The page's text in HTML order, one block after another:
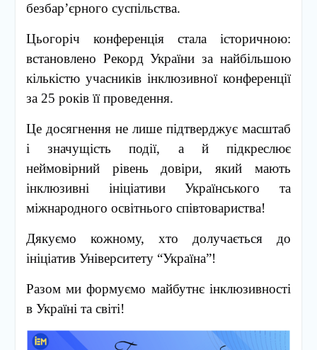
безбар’єрного суспільства.
Цьогоріч конференція стала історичною:
встановлено Рекорд України за найбільшою
кількістю учасників інклюзивної конференції
за 25 років її проведення.
Це досягнення не лише підтверджує масштаб
і значущість події, а й підкреслює
неймовірний рівень довіри, який мають
інклюзивні ініціативи Українського та
міжнародного освітнього співтовариства!
Дякуємо кожному, хто долучається до
ініціатив Університету “Україна”!
Разом ми формуємо майбутнє інклюзивності
в Україні та світі!